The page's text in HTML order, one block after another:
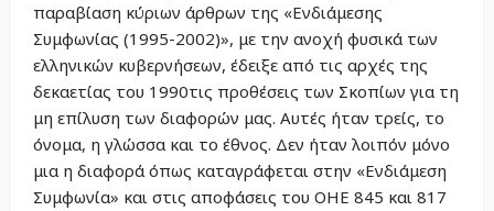
παραβίαση κύριων άρθρων της «Ενδιάμεσης
Συμφωνίας (1995-2002)», με την ανοχή φυσικά των
ελληνικών κυβερνήσεων, έδειξε από τις αρχές της
δεκαετίας του 1990τις προθέσεις των Σκοπίων για τη
μη επίλυση των διαφορών μας. Αυτές ήταν τρείς, το
όνομα, η γλώσσα και το έθνος. Δεν ήταν λοιπόν μόνο
μια η διαφορά όπως καταγράφεται στην «Ενδιάμεση
Συμφωνία» και στις αποφάσεις του ΟΗΕ 845 και 817